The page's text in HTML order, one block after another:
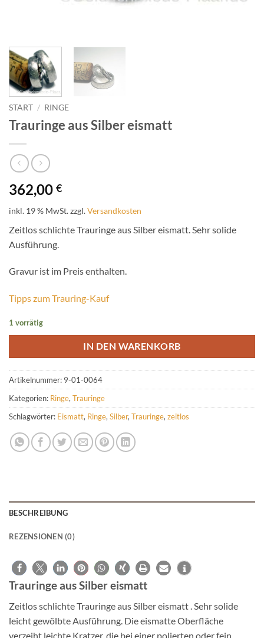
START / RINGE
Trauringe aus Silber eismatt
362,00 €
inkl. 19 % MwSt.zzgl.Versandkosten
Zeitlos schlichte Trauringe aus Silber eismatt. Sehr solide
Ausführung.
Gravur ist im Preis enthalten.
Tipps zum Trauring-Kauf
1 vorrätig
IN DEN WARENKORB
Artikelnummer: 9-01-0064
Kategorien: Ringe, Trauringe
Schlagwörter: Eismatt, Ringe, Silber, Trauringe, zeitlos
BESCHREIBUNG
REZENSIONEN (0)
Trauringe aus Silber eismatt
Zeitlos schlichte Trauringe aus Silber eismatt . Sehr solide
leicht gewölbte Ausführung. Die eismatte Oberfläche
verzeiht leichte Kratzer, die bei einer polierten oder fein